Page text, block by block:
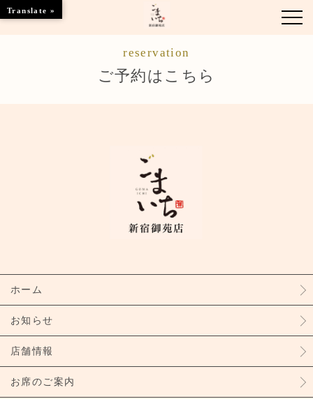
ブランドトップ
店舗情報
reservation
ご予約はこちら
ホーム
お知らせ
店舗情報
お席のご案内
Translate »